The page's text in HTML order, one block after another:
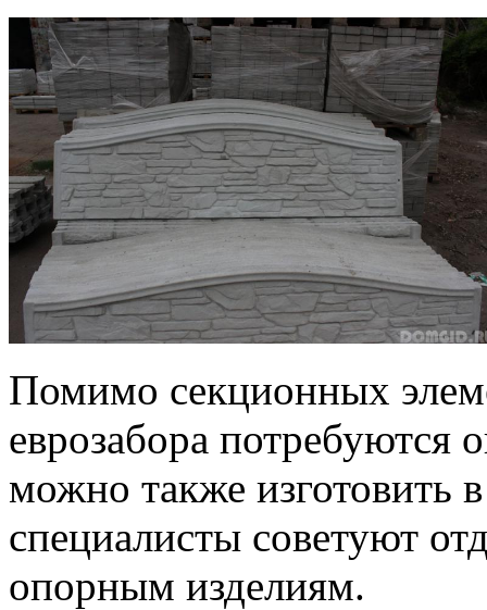
Помимо секционных
еврозабора потребуются
можно также изготовить
специалисты советуют
опорным изделиям.